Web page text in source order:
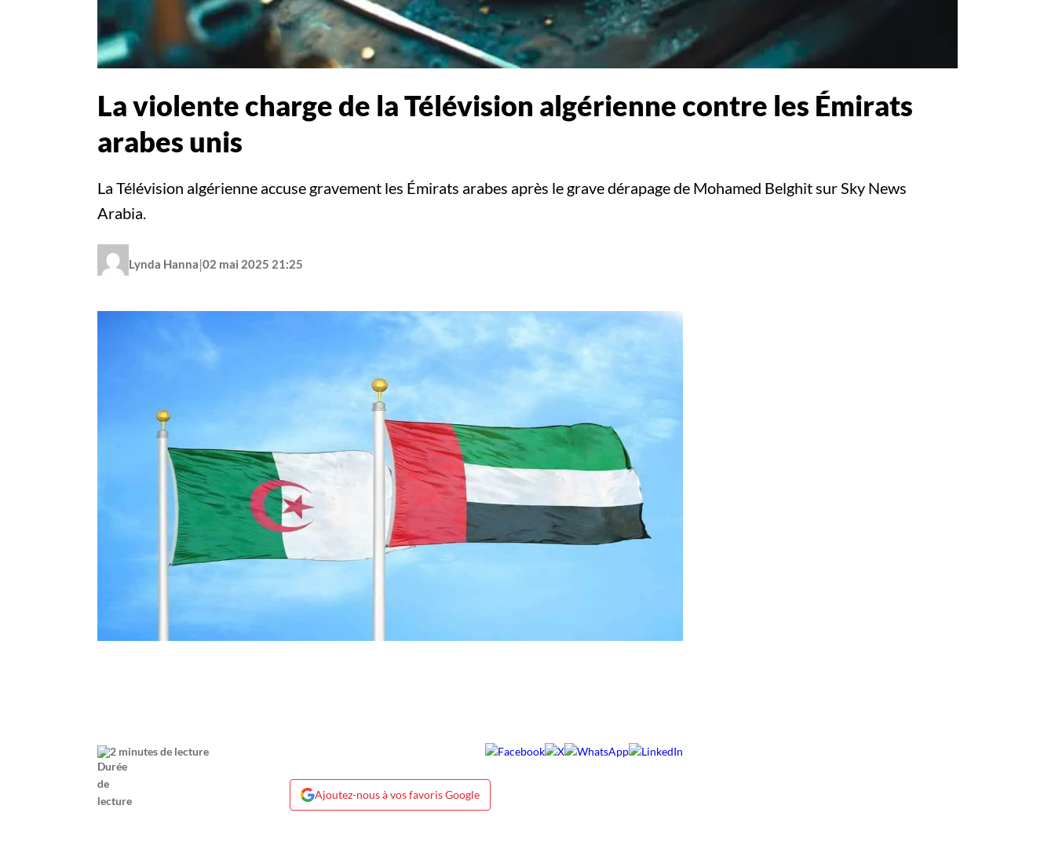
La violente charge de la Télévision algérienne contre les Émirats
arabes unis
La Télévision algérienne accuse gravement les Émirats arabes après le grave dérapage de Mohamed Belghit sur Sky News
Arabia.
Lynda Hanna|02 mai 2025 21:25
2 minutes de lecture
Ajoutez-nous à vos favoris Google